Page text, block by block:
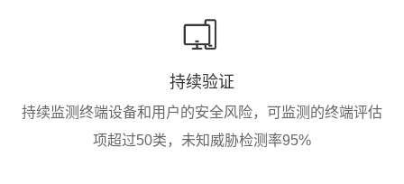
持续验证
持续监测终端设备和用户的安全风险，可监测的终端评估
项超过50类，未知威胁检测率95%